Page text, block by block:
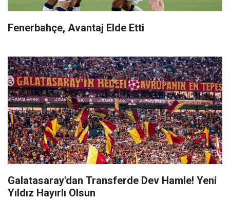
Fenerbahçe, Avantaj Elde Etti
Galatasaray'dan Transferde Dev Hamle! Yeni
Yıldız Hayırlı Olsun